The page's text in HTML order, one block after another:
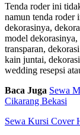
Tenda roder ini
namun tenda
dekorasinya,
model dekorasinya,
transparan,
kain juntai,
wedding resepsi
Baca Juga Sewa
Cikarang Bekasi
Sewa Kursi Cover